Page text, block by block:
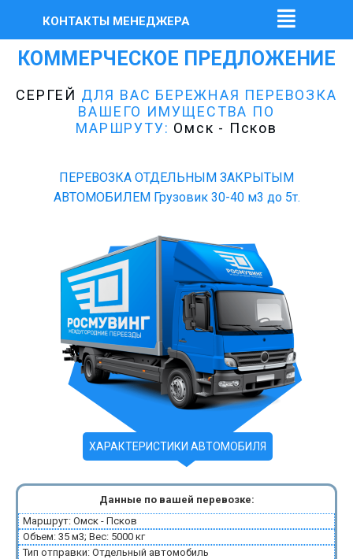
КОНТАКТЫ МЕНЕДЖЕРА
КОММЕРЧЕСКОЕ ПРЕДЛОЖЕНИЕ
СЕРГЕЙ ДЛЯ ВАС БЕРЕЖНАЯ ПЕРЕВОЗКА
ВАШЕГО ИМУЩЕСТВА ПО
МАРШРУТУ: Омск - Псков
ПЕРЕВОЗКА ОТДЕЛЬНЫМ ЗАКРЫТЫМ
АВТОМОБИЛЕМ Грузовик 30-40 м3 до 5т.
ХАРАКТЕРИСТИКИ АВТОМОБИЛЯ
Данные по вашей перевозке:
Маршрут: Омск - Псков
Объем: 35 м3; Вес: 5000 кг
Тип отправки: Отдельный автомобиль